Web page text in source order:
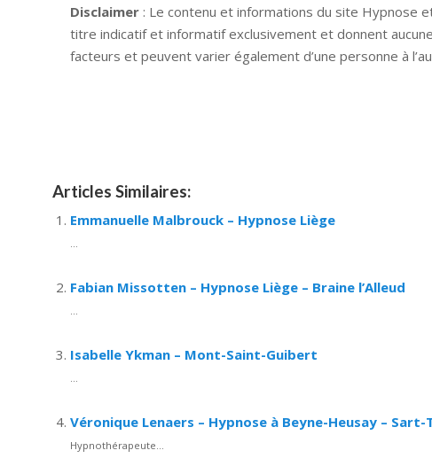
Disclaimer : Le contenu et informations du site Hypnose
titre indicatif et informatif exclusivement et donnent
facteurs et peuvent varier également d’une personne à
Articles Similaires:
Emmanuelle Malbrouck – Hypnose Liège
...
Fabian Missotten – Hypnose Liège – Braine l’Alleud
...
Isabelle Ykman – Mont-Saint-Guibert
...
Véronique Lenaers – Hypnose à Beyne-Heusay – Sart-
Hypnothérapeute...